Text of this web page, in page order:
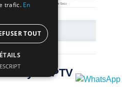
Lynx IPTV
trafic. En
TOUT